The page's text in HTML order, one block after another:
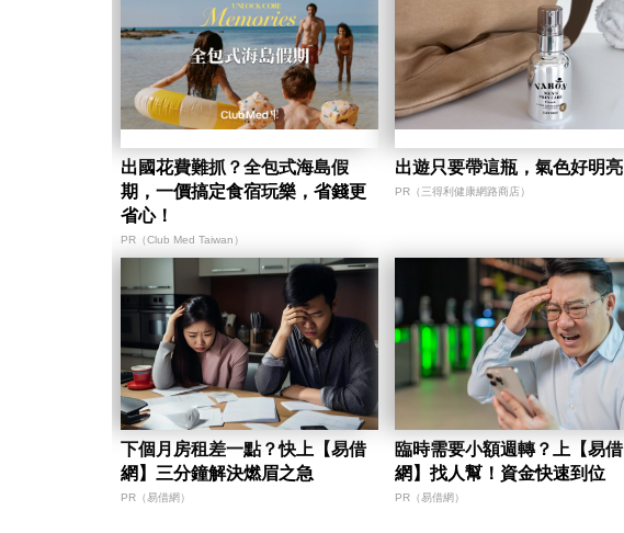
出國花費難抓？全包式海島假
期，一價搞定食宿玩樂，省錢更
省心！
PR（Club Med Taiwan）
出遊只要帶這瓶，氣色好明亮
PR（三得利健康網路商店）
下個月房租差一點？快上【易借
網】三分鐘解決燃眉之急
PR（易借網）
臨時需要小額週轉？上【易借
網】找人幫！資金快速到位
PR（易借網）